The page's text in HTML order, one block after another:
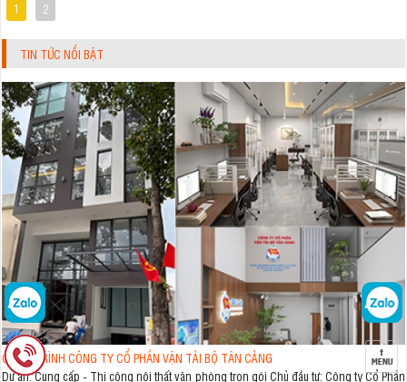
1 2
TIN TỨC NỔI BẬT
CÔNG TRÌNH CÔNG TY CỔ PHẦN VẬN TẢI BỘ TÂN CẢNG
Dự án: Cung cấp - Thi công nội thất văn phòng trọn gói Chủ đầu tư: Công ty Cổ Phần